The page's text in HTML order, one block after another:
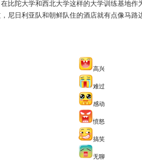
比陀大学和西北大学这样的大学训练基地作
尼日利亚队和朝鲜队住的酒店就有点像马路
高兴
难过
感动
愤怒
搞笑
无聊